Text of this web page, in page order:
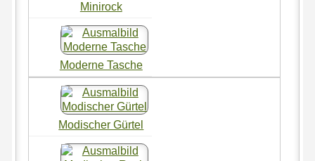
Minirock
Moderne Tasche
Modischer Gürtel